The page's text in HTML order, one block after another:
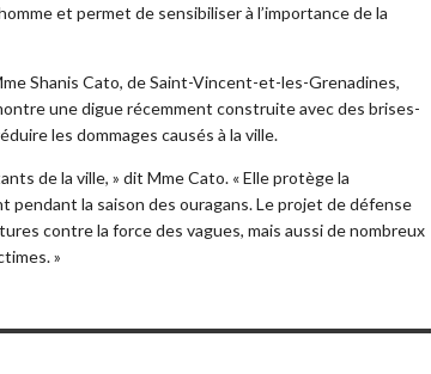
et permet de sensibiliser à l’importance de la
Shanis Cato, de Saint-Vincent-et-les-Grenadines,
une digue récemment construite avec des brises-
les dommages causés à la ville.
de la ville, » dit Mme Cato. « Elle protège la
pendant la saison des ouragans. Le projet de défense
contre la force des vagues, mais aussi de nombreux
»